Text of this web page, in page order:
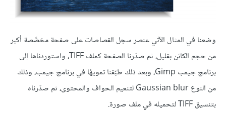
وضعنا في المثال الآتي عنصر سجل القصاصات على صفحة مخصَّصة أكبر
من حجم الكائن بقليل، ثم صدّرنا الصفحة كملف TIFF، واستوردناها إلى
برنامج جيمب Gimp، وبعد ذلك طبّقنا تمويهًا في برنامج جيمب، وذلك
من النوع Gaussian blur لتنعيم الحواف والمحتوى، ثم صدّرناه
بتنسيق TIFF لتحميله في ملف صورة.